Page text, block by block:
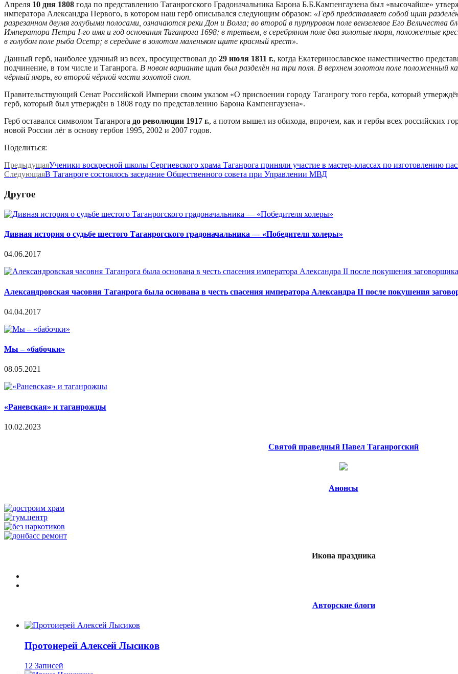
Апреля 10 дня 1808 года по представлению Таганрогского Градоначальника Барона Б.Б.Кампенгаузена был «высочайше»
императора Александра Первого, в котором наш герб описывался следующим образом: «Герб представляет собой щит
разрезанном двумя голубыми полосами, означаются реки Дон и Волга; во второй в пурпуровом поле вензелевое Его
Императора Петра I-го имя и год основания Таганрога 1698; в третьем, в серебряном поле два золотые якоря, положенные
в голубом поле рыба Осетр; в середине в золотом маленьком щите красный крест».
Данный герб, наиболее удачный из всех, просуществовал до 29 июля 1811 г., когда Екатеринославское наместничество
подчинение, в том числе и Таганрога. В новом варианте щит был разделён на три поля. В верхнем золотом поле положенный
чёрный якорь, во второй чёрной части золотой сноп.
Правительствующий Сенат Российской Империи своим указом «О присвоении городу Таганрогу того герба, который
герб, который был утверждён в 1808 году по представлению Барона Кампенгаузена».
Герб оставался символом Таганрога до революции 1917 г., а потом вышел из обихода, впрочем, как и гербы всех российских
новой России лёг в основу гербов 1995, 2002 и 2007 годов.
Поделиться:
ПредыдущаяУченики воскресной школы Сергиевского храма Таганрога приняли участие в мастер-классах по изготовлению
СледующаяВ Таганроге состоялось заседание Общественного совета при Управлении МВД
Другое
Дивная история о судьбе шестого Таганрогского градоначальника — «Победителя холеры»
04.06.2017
Александровская часовня Таганрога была основана в честь спасения императора Александра II после покушения
04.04.2017
Мы – «бабочки»
08.05.2021
«Раневская» и таганрожцы
10.02.2023
Святой праведный Павел Таганрогский
Анонсы
Икона праздника
Авторские блоги
Протоиерей Алексей Лысиков
12 Записей